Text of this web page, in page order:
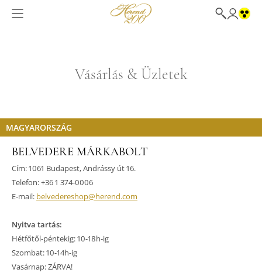
Vásárlás & Üzletek
MAGYARORSZÁG
BELVEDERE MÁRKABOLT
Cím: 1061 Budapest, Andrássy út 16.
Telefon: +36 1 374-0006
E-mail: belvedereshop@herend.com
Nyitva tartás:
Hétfőtől-péntekig: 10-18h-ig
Szombat: 10-14h-ig
Vasárnap: ZÁRVA!